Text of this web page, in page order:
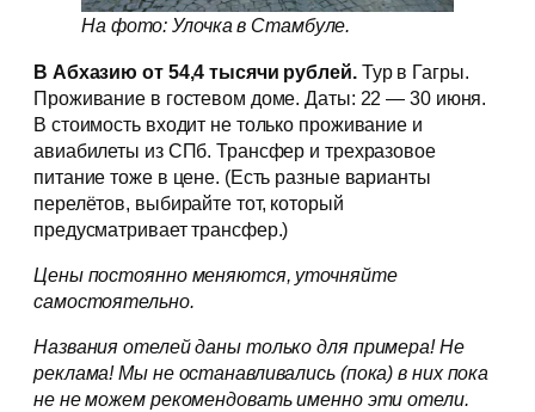
На фото: Улочка в Стамбуле.
В Абхазию от 54,4 тысячи рублей.Тур в Гагры.
Проживание в гостевом доме. Даты: 22 — 30 июня.
В стоимость входит не только проживание и
авиабилеты из СПб. Трансфер и трехразовое
питание тоже в цене. (Есть разные варианты
перелётов, выбирайте тот, который
предусматривает трансфер.)
Цены постоянно меняются, уточняйте
самостоятельно.
Названия отелей даны только для примера! Не
реклама! Мы не останавливались (пока) в них пока
не не можем рекомендовать именно эти отели.